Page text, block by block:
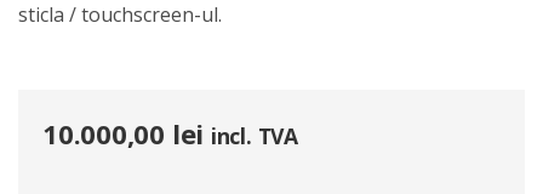
sticla / touchscreen-ul.
10.000,00 lei incl. TVA